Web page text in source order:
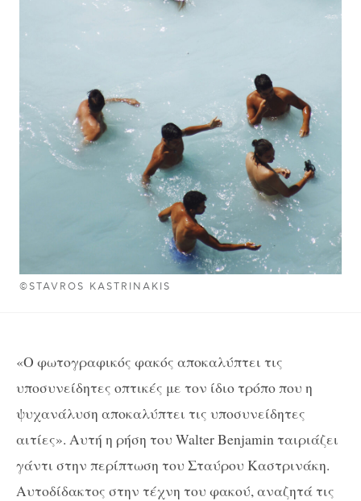
©STAVROS KASTRINAKIS
«Ο φωτογραφικός φακός αποκαλύπτει τις
υποσυνείδητες οπτικές με τον ίδιο τρόπο που η
ψυχανάλυση αποκαλύπτει τις υποσυνείδητες
αιτίες». Αυτή η ρήση του Walter Benjamin ταιριάζει
γάντι στην περίπτωση του Σταύρου Καστρινάκη.
Αυτοδίδακτος στην τέχνη του φακού, αναζητά τις